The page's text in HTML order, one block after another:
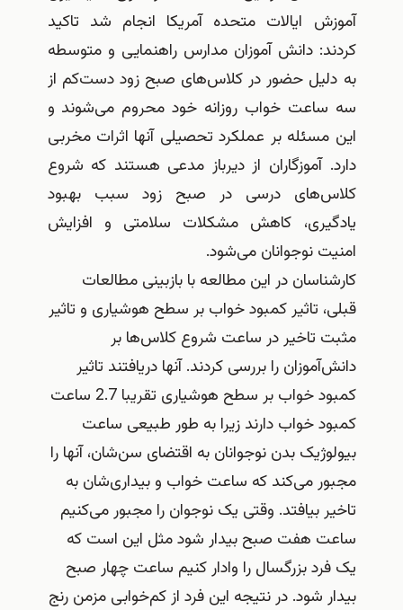
آموزش ایالات متحده آمریکا انجام شد تاکید
کردند: دانش آموزان مدارس راهنمایی و متوسطه
به دلیل حضور در کلاس‌های صبح زود دست‌کم از
سه ساعت خواب روزانه خود محروم می‌شوند و
این مسئله بر عملکرد تحصیلی آنها اثرات مخربی
دارد. آموزگاران از دیرباز مدعی هستند که شروع
کلاس‌های درسی در صبح زود سبب بهبود
یادگیری، کاهش مشکلات سلامتی و افزایش
امنیت نوجوانان می‌شود.
کارشناسان در این مطالعه با بازبینی مطالعات
قبلی، تاثیر کمبود خواب بر سطح هوشیاری و تاثیر
مثبت تاخیر در ساعت شروع کلاس‌ها بر
دانش‌آموزان را بررسی کردند. آنها دریافتند تاثیر
کمبود خواب بر سطح هوشیاری تقریبا 2.7 ساعت
کمبود خواب دارند زیرا به طور طبیعی ساعت
بیولوژیک بدن نوجوانان به اقتضای سن‌شان، آنها را
مجبور می‌کند که ساعت خواب و بیداری‌شان به
تاخیر بیافتد. وقتی یک نوجوان را مجبور می‌کنیم
ساعت هفت صبح بیدار شود مثل این است که
یک فرد بزرگسال را وادار کنیم ساعت چهار صبح
بیدار شود. در نتیجه این فرد از کم‌خوابی مزمن رنج